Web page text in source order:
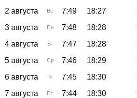
2 августа
Вс 7:49 18:27
3 августа
Пн 7:48 18:28
4 августа
Вт 7:47 18:28
5 августа
Ср 7:46 18:29
6 августа
Чт 7:45 18:30
7 августа
Пт 7:44 18:30